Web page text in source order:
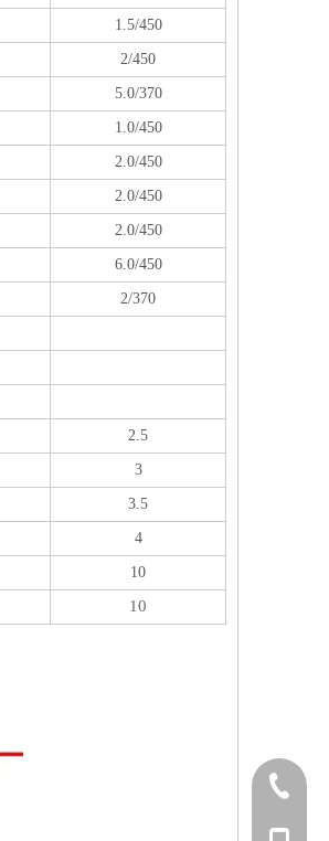
1.5/450
2/450
5.0/370
1.0/450
2.0/450
2.0/450
2.0/450
6.0/450
2/370
2.5
3
3.5
4
10
10
0519-